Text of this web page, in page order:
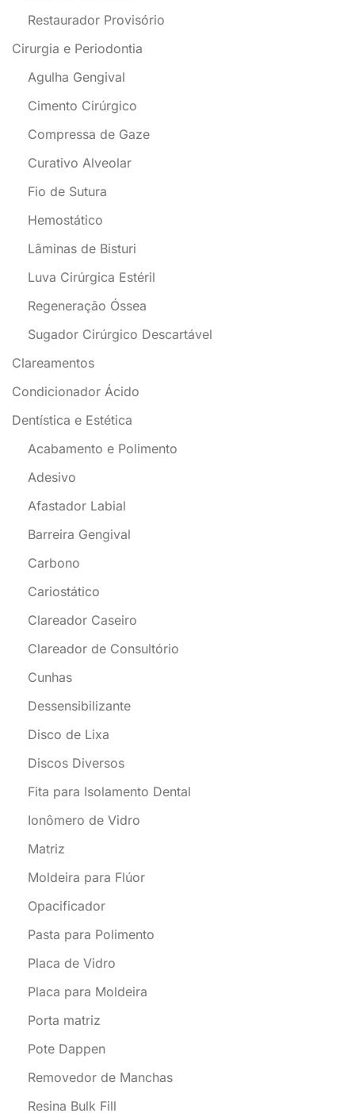
Restaurador Provisório
Cirurgia e Periodontia
Agulha Gengival
Cimento Cirúrgico
Compressa de Gaze
Curativo Alveolar
Fio de Sutura
Hemostático
Lâminas de Bisturi
Luva Cirúrgica Estéril
Regeneração Óssea
Sugador Cirúrgico Descartável
Clareamentos
Condicionador Ácido
Dentística e Estética
Acabamento e Polimento
Adesivo
Afastador Labial
Barreira Gengival
Carbono
Cariostático
Clareador Caseiro
Clareador de Consultório
Cunhas
Dessensibilizante
Disco de Lixa
Discos Diversos
Fita para Isolamento Dental
Ionômero de Vidro
Matriz
Moldeira para Flúor
Opacificador
Pasta para Polimento
Placa de Vidro
Placa para Moldeira
Porta matriz
Pote Dappen
Removedor de Manchas
Resina Bulk Fill